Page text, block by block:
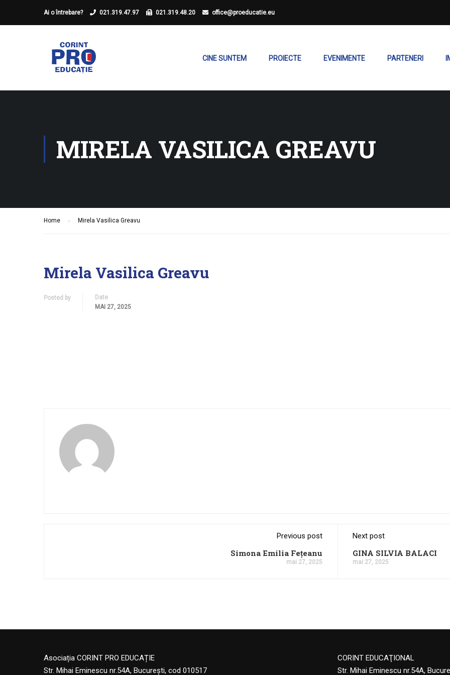
Ai o întrebare? 021.319.47.97 021.319.48.20 office@proeducatie.eu
CINE SUNTEM PROIECTE EVENIMENTE PARTENERI
MIRELA VASILICA GREAVU
Home Mirela Vasilica Greavu
Mirela Vasilica Greavu
Posted by
Date
MAI 27, 2025
Previous post
Simona Emilia Fețeanu
mai 27, 2025
Next post
GINA SILVIA BALACI
mai 27, 2025
Asociația CORINT PRO EDUCAȚIE
Str. Mihai Eminescu nr.54A, București, cod 010517
CORINT EDUCAŢIONAL
Str. Mihai Eminescu nr.54A,